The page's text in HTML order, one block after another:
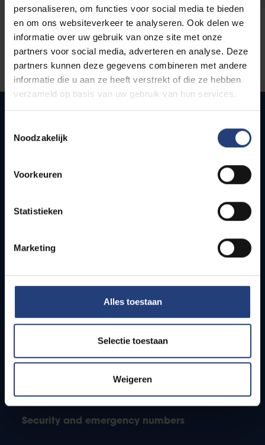
personaliseren, om functies voor social media te bieden
en om ons websiteverkeer te analyseren. Ook delen we
informatie over uw gebruik van onze site met onze
partners voor social media, adverteren en analyse. Deze
partners kunnen deze gegevens combineren met andere
informatie die u aan ze heeft verstrekt of die ze hebben
verzameld op basis van uw gebruik van hun services.
Noodzakelijk
Voorkeuren
Statistieken
Marketing
Alles toestaan
Selectie toestaan
Weigeren
Quick links
How to get to the VUB campuses
Students
PhD students
Teachers and secondary schools
Working students
Security and emergency numbers